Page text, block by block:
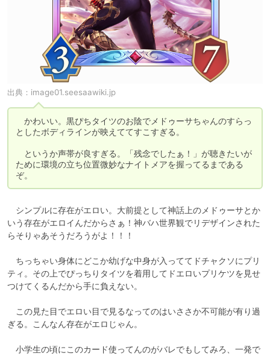
出典： image01.seesaawiki.jp
かわいい。黒ぴちタイツのお陰でメドゥーサちゃんのすらっ
としたボディラインが映えててすこすぎる。
というか声帯が良すぎる。「残念でしたぁ！」が聴きたいが
ために環境の立ち位置微妙なナイトメアを握ってるまである
ぞ。
シンプルに存在がエロい。大前提として神話上のメドゥーサとか
いう存在がエロイんだからさぁ！神バハ世界観でリデザインされた
らそりゃあそうだろうがよ！！！
ちっちゃい身体にどこか幼げな中身が入っててドチャクソにプリ
ティ。その上でぴっちりタイツを着用してドエロいプリケツを見せ
つけてくるんだから手に負えない。
この見た目でエロい目で見るなってのはいささか不可能が有り過
ぎる。こんなん存在がエロじゃん。
小学生の頃にこのカード使ってんのがバレでもしてみろ、一発で